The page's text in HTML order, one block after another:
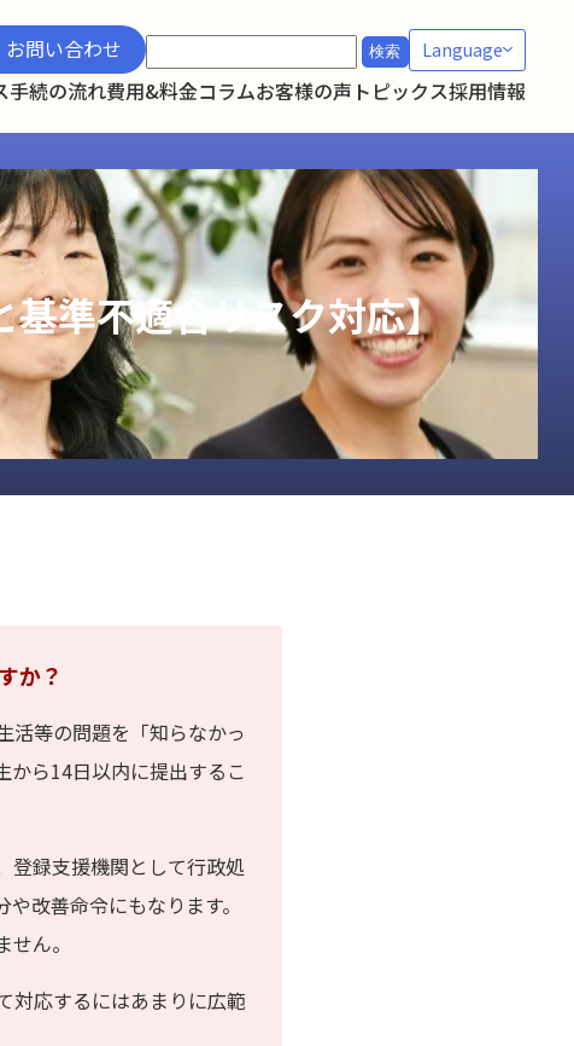
お問い合わせ
検
索:
Language
手続の流れ費用&料金コラムお客様の声 トピックス採用情報
準不適合リスク対応】
か？
活等の問題を「知らなかっ
から14日以内に提出するこ
登録支援機関として行政処
改善命令にもなります。
ん。
対応するにはあまりに広範